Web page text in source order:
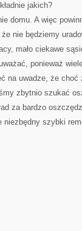
jakich?
domu. A więc
nie będziemy
mało ciekawe
ponieważ
na uwadze, że
zbytnio szukać
za bardzo
niezbędny szybki